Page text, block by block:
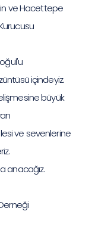
ve Hacettepe
içindeyiz.
büyük
ve sevenlerine
anacağız.